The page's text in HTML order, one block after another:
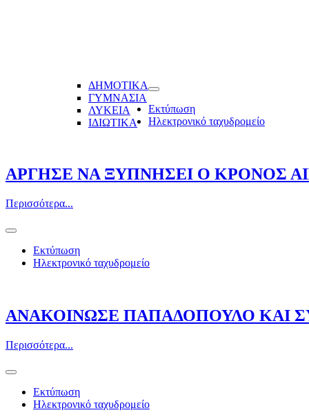
ΔΗΜΟΤΙΚΑ
ΓΥΜΝΑΣΙΑ
ΛΥΚΕΙΑ
ΙΔΙΩΤΙΚΑ
Εκτύπωση
Ηλεκτρονικό ταχυδρομείο
ΑΡΓΗΣΕ ΝΑ ΞΥΠΝΗΣΕΙ Ο ΚΡΟΝΟΣ
Περισσότερα...
Εκτύπωση
Ηλεκτρονικό ταχυδρομείο
ΑΝΑΚΟΙΝΩΣΕ ΠΑΠΑΔΟΠΟΥΛΟ ΚΑΙ
Περισσότερα...
Εκτύπωση
Ηλεκτρονικό ταχυδρομείο